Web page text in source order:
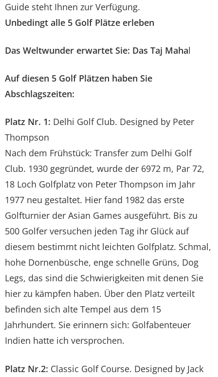
Guide steht Ihnen zur Verfügung.
Unbedingt alle 5 Golf Plätze erleben
Das Weltwunder erwartet Sie: Das Taj Mahal
Auf diesen 5 Golf Plätzen haben Sie
Abschlagszeiten:
Platz Nr. 1: Delhi Golf Club. Designed by Peter
Thompson
Nach dem Frühstück: Transfer zum Delhi Golf
Club. 1930 gegründet, wurde der 6972 m, Par 72,
18 Loch Golfplatz von Peter Thompson im Jahr
1977 neu gestaltet. Hier fand 1982 das erste
Golfturnier der Asian Games ausgeführt. Bis zu
500 Golfer versuchen jeden Tag ihr Glück auf
diesem bestimmt nicht leichten Golfplatz. Schmal,
hohe Dornenbüsche, enge schnelle Grüns, Dog
Legs, das sind die Schwierigkeiten mit denen Sie
hier zu kämpfen haben. Über den Platz verteilt
befinden sich alte Tempel aus dem 15
Jahrhundert. Sie erinnern sich: Golfabenteuer
Indien hatte ich versprochen.
Platz Nr.2: Classic Golf Course. Designed by Jack